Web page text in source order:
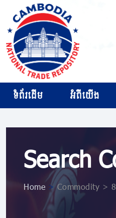
ទំព័រដើម អំពីយើង
Search
Home >Commodity >